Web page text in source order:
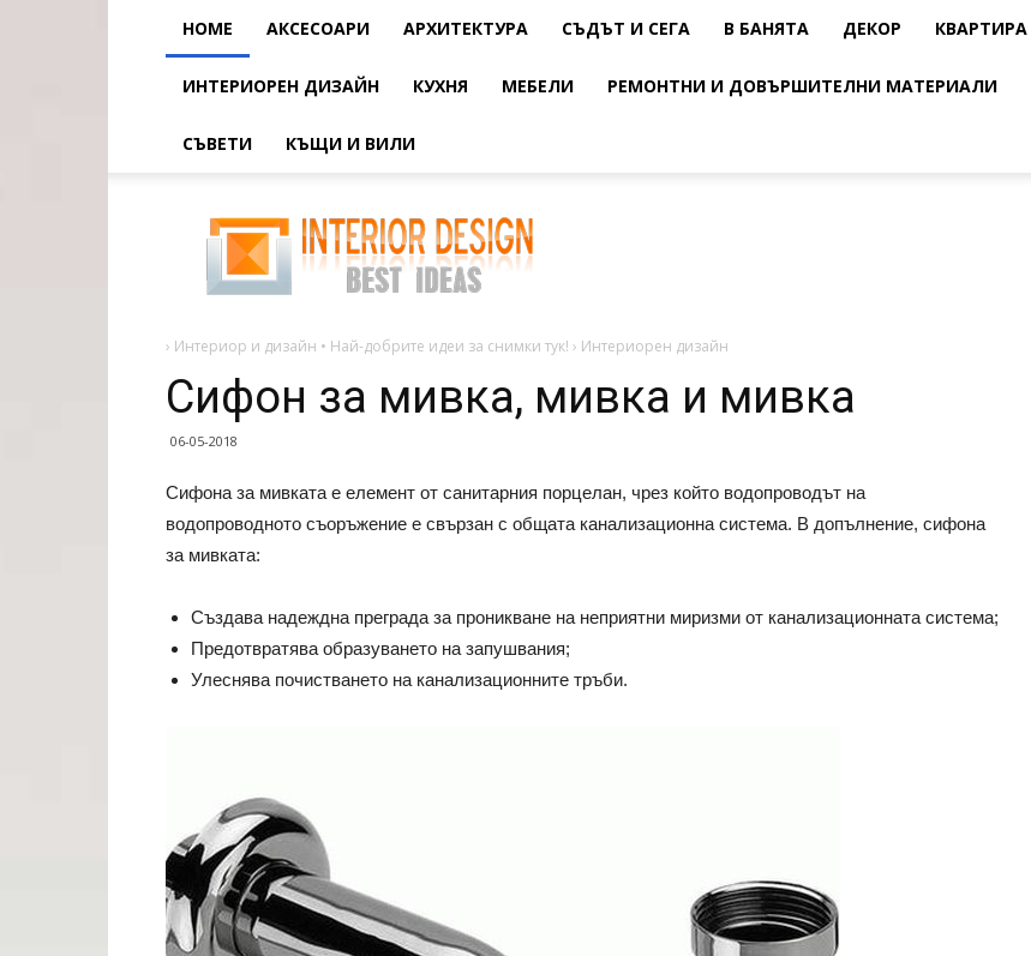
HOME АКСЕСОАРИ АРХИТЕКТУРА СЪДЪТ И СЕГА В БАНЯТА ДЕКОР КВАРТИРА
ИНТЕРИОРЕН ДИЗАЙН КУХНЯ МЕБЕЛИ РЕМОНТНИ И ДОВЪРШИТЕЛНИ МАТЕРИАЛИ
СЪВЕТИ КЪЩИ И ВИЛИ
за
мивка,
мивка
и
мивка
› Интериор и дизайн • Най-добрите идеи за снимки тук! › Интериорен дизайн
Сифон за мивка, мивка и мивка
06-05-2018
Сифона за мивката е елемент от санитарния порцелан, чрез който водопроводът на
водопроводното съоръжение е свързан с общата канализационна система. В допълнение, сифона
за мивката:
Създава надеждна преграда за проникване на неприятни миризми от канализационната система;
Предотвратява образуването на запушвания;
Улеснява почистването на канализационните тръби.